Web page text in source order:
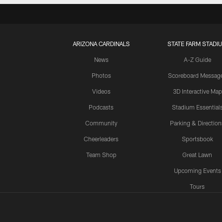
ARIZONA CARDINALS
News
Photos
Videos
Podcasts
Community
Cheerleaders
Team Shop
STATE FARM
A-Z Guide
Scoreboard
3D Interactive Map
Stadium
Parking &
Sportsbook
Great Lawn
Upcoming Events
Tours